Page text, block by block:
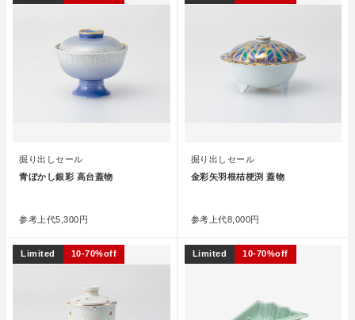
掘り出しセール
青ぼかし銀彩 高台蓋物
参考上代5,300円
掘り出しセール
金彩矢羽根桔梗渕 蓋物
参考上代8,000円
Limited 10-70%off Limited 10-70%off